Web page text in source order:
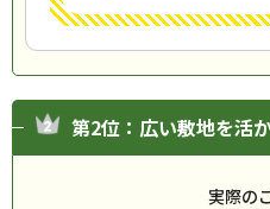
第2位：広い敷地を活
実際の